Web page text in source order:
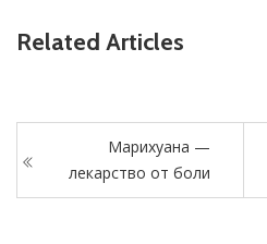
Related Articles
Марихуана —
лекарство от боли